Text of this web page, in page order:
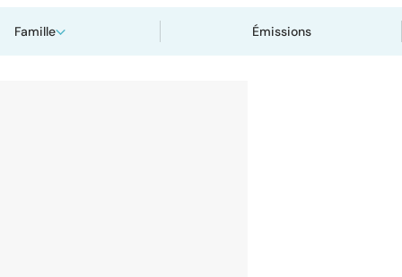
Famille Émissions